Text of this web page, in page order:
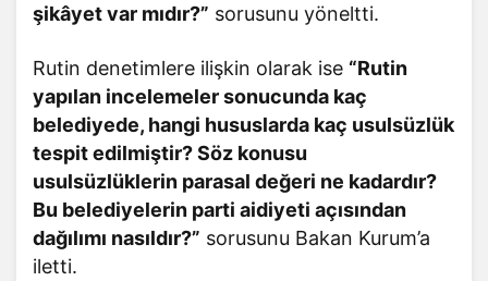
şikâyet var mıdır?” sorusunu yöneltti.
Rutin denetimlere ilişkin olarak ise “Rutin
yapılan incelemeler sonucunda kaç
belediyede, hangi hususlarda kaç usulsüzlük
tespit edilmiştir? Söz konusu
usulsüzlüklerin parasal değeri ne kadardır?
Bu belediyelerin parti aidiyeti açısından
dağılımı nasıldır?” sorusunu Bakan Kurum’a
iletti.